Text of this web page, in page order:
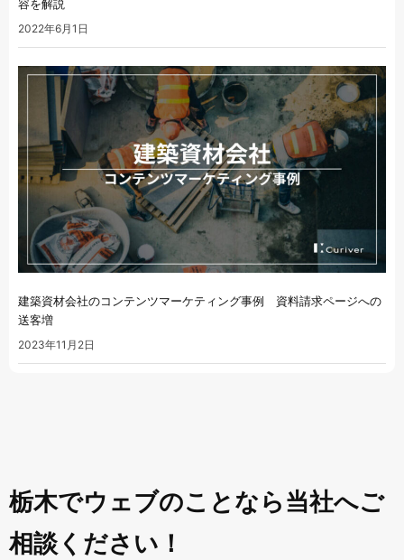
容を解説
2022年6月1日
建築資材会社のコンテンツマーケティング事例 資料請求ページへの
送客増
2023年11月2日
栃木でウェブのことなら当社へご
相談ください！